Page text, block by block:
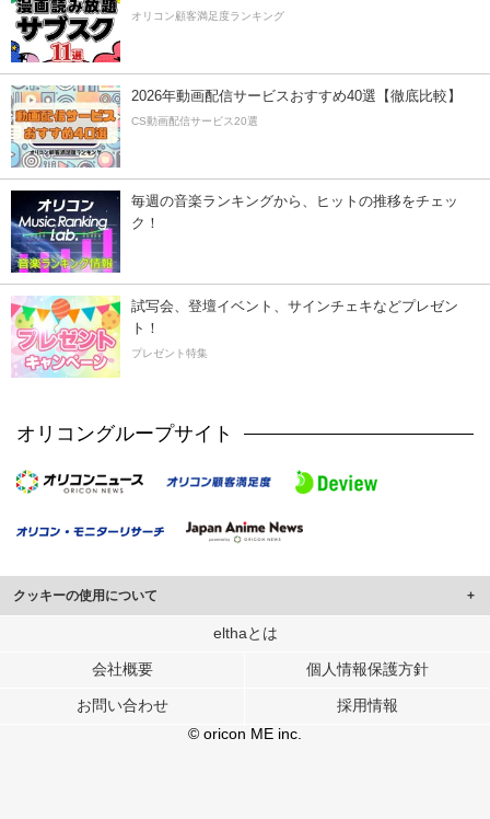
オリコン顧客満足度ランキング
2026年動画配信サービスおすすめ40選【徹底比較】
CS動画配信サービス20選
毎週の音楽ランキングから、ヒットの推移をチェッ
ク！
試写会、登壇イベント、サインチェキなどプレゼン
ト！
プレゼント特集
オリコングループサイト
クッキーの使用について
このサイトでは Cookie を使用して、ユーザーに合わせたコンテンツや広告の
行っています。
メディアや広告配信、データ解析の各パートナーに提供しています。
各パートナーは、この情報とユーザーが各パートナーに提供した他の情報や、
ユーザーが各パートナーのサービスを使用したときに収集した他の情報を組み
elthaとは
会社概要 個人情報保護方針
お問い合わせ
採用情報
© oricon ME inc.